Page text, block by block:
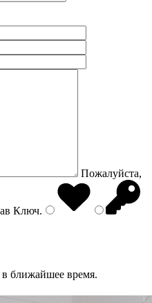
Пожалуйста,
Ключ.
ближайшее время.